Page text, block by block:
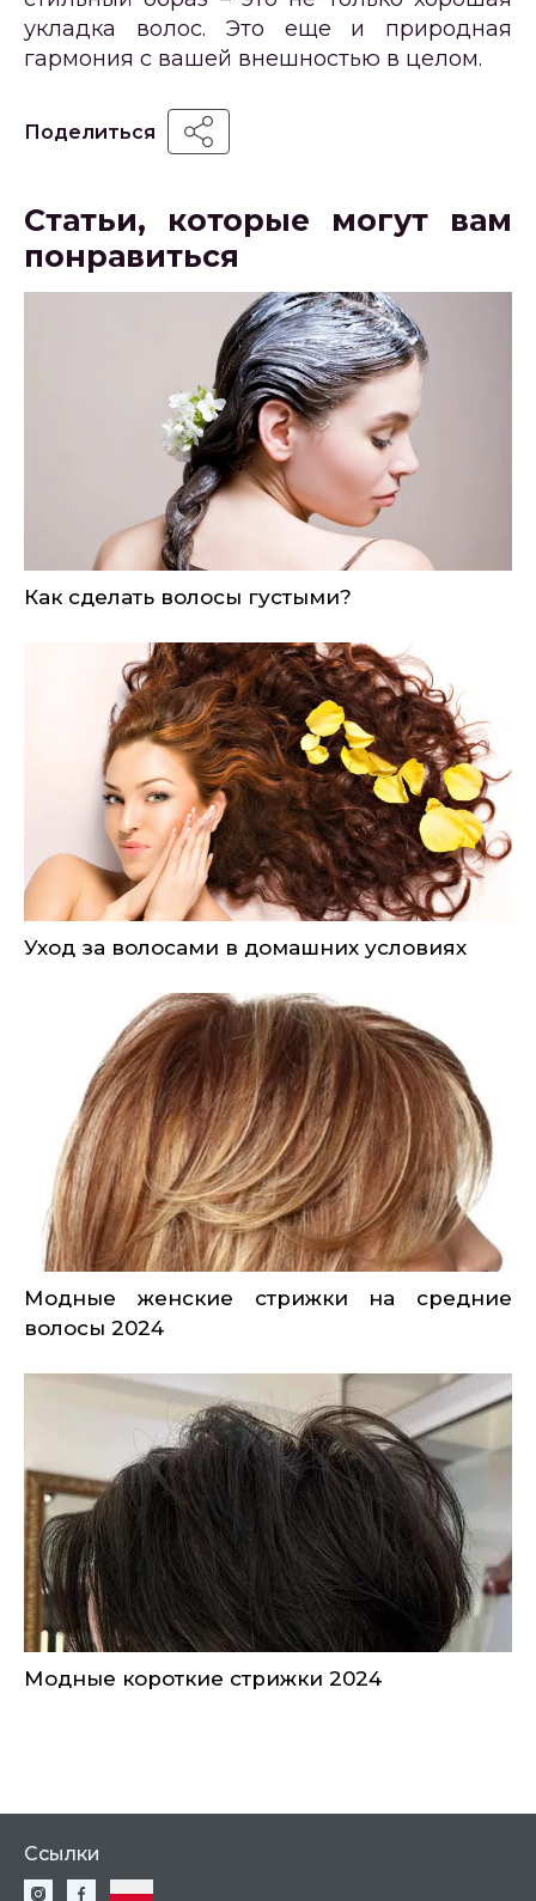
укладка волос. Это еще и природная
гармония с вашей внешностью в целом.
Поделиться
Статьи, которые могут вам
понравиться
Как сделать волосы густыми?
Уход за волосами в домашних условиях
Модные женские стрижки на средние
волосы 2024
Модные короткие стрижки 2024
Ссылки